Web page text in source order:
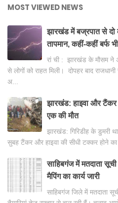
MOST VIEWED NEWS
झारखंड में बज्रपात से दो
तापमान, कहीं-कहीं बर्फ
रां ची : झारखंड के मौसम ने
से लोगों को राहत मिली। दोपहर बाद
अ...
झारखंड: हाइवा और
एक की मौत
झारखंड: गिरिडीह के डुमरी
सुबह टैंकर और हाइवा की सीधी टक्कर होने
साहिबगंज में मतदाता
मैपिंग का कार्य जारी
साहिबगंज जिले में मतदाता